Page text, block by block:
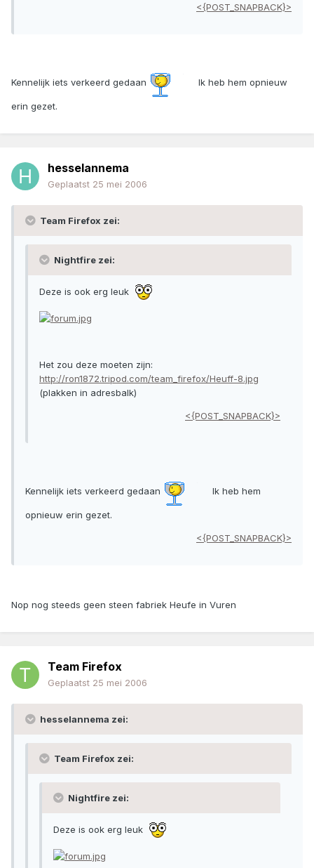
<{POST_SNAPBACK}>
Kennelijk iets verkeerd gedaan Ik heb hem opnieuw
erin gezet.
hesselannema
Geplaatst 25 mei 2006
Team Firefox zei:
Nightfire zei:
Deze is ook erg leuk
Het zou deze moeten zijn:
http://ron1872.tripod.com/team_firefox/Heuff-8.jpg
(plakken in adresbalk)
<{POST_SNAPBACK}>
Kennelijk iets verkeerd gedaan Ik heb hem
opnieuw erin gezet.
<{POST_SNAPBACK}>
Nop nog steeds geen steen fabriek Heufe in Vuren
Team Firefox
Geplaatst 25 mei 2006
hesselannema zei:
Team Firefox zei:
Nightfire zei:
Deze is ook erg leuk